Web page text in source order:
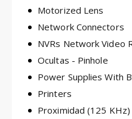
Motorized Lens
Network Connectors
NVRs Network Video
Ocultas - Pinhole
Power Supplies With
Printers
Proximidad (125 KHz)